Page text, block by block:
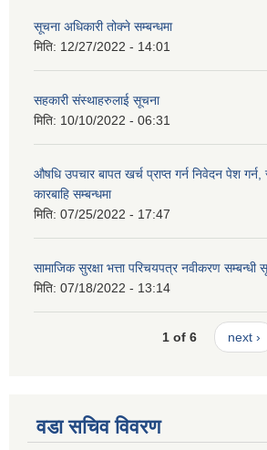
सूचना अधिकारी तोक्ने सम्बन्धमा
मिति: 12/27/2022 - 14:01
सहकारी संस्थाहरुलाई सूचना
मिति: 10/10/2022 - 06:31
औषधि उपचार बापत खर्च प्राप्त गर्न निवेदन पेश
कारबाहि सम्बन्धमा
मिति: 07/25/2022 - 17:47
सामाजिक सुरक्षा भत्ता परिचयपत्र नवीकरण सम्बन्धी
मिति: 07/18/2022 - 13:14
1 of 6 next ›
वडा सचिव विवरण